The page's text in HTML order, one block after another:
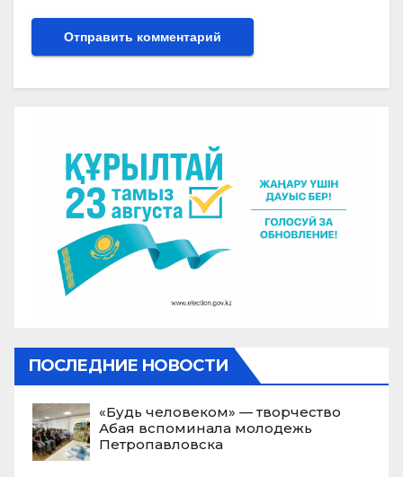
ПОСЛЕДНИЕ НОВОСТИ
«Будь человеком» — творчество
Абая вспоминала молодежь
Петропавловска